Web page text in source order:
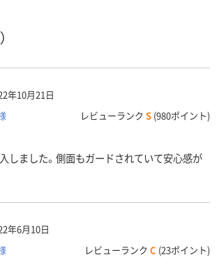
年10月21日
レビューランク S (980ポイント)
しました。側面もガードされていて安心感が
年6月10日
レビューランク C (23ポイント)